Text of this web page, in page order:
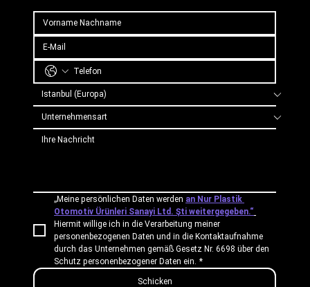
„Meine persönlichen Daten werden an Nur Plastik
Otomotiv Ürünleri Sanayi Ltd. Şti weitergegeben.“
Hiermit willige ich in die Verarbeitung meiner
personenbezogenen Daten und in die Kontaktaufnahme
durch das Unternehmen gemäß Gesetz Nr. 6698 über den
Schutz personenbezogener Daten ein. *
Schicken